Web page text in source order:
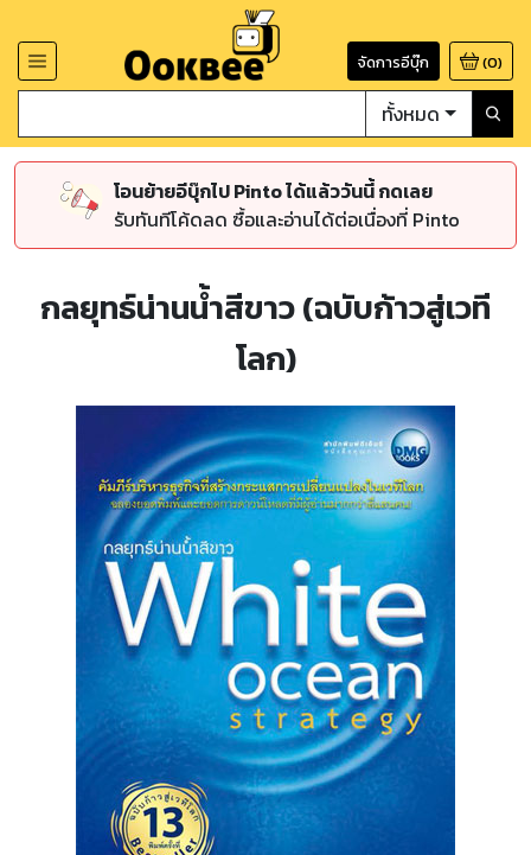
จัดการอีบุ๊ก (0)
ทั้งหมด
โอนย้ายอีบุ๊กไป Pinto ได้แล้ววันนี้ กดเลย
รับทันทีโค้ดลด ซื้อและอ่านได้ต่อเนื่องที่ Pinto
กลยุทธ์น่านน้ำสีขาว (ฉบับก้าวสู่เวที
โลก)